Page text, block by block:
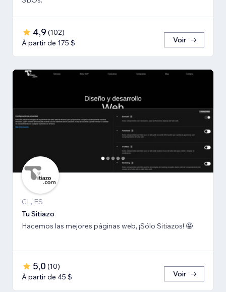
4,9 (102)
À partir de 175 $
Voir
CL, ES
Tu Sitiazo
Hacemos las mejores páginas web, ¡Sólo Sitiazos! 🤩
5,0 (10)
À partir de 45 $
Voir